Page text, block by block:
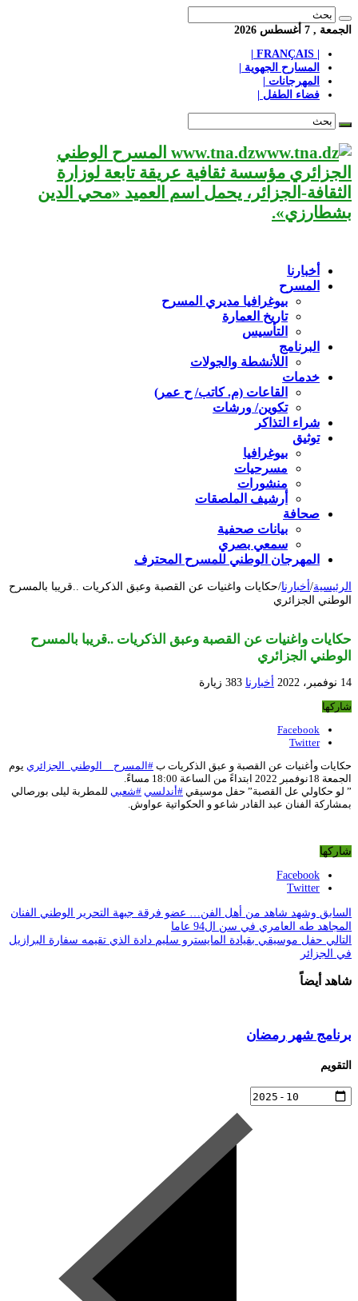
الجمعة , 7 أغسطس 2026
المسارح الجهوية |
المهرجانات |
فضاء الطفل |
www.tna.dz المسرح الوطني
الجزائري مؤسسة ثقافية عريقة تابعة لوزارة
الثقافة-الجزائر، يحمل اسم العميد «محي الدين
بشطارزي».
أخبارنا
المسرح
بيوغرافيا مديري المسرح
تاريخ العمارة
التأسيس
البرنامج
اللأنشطة والجولات
خدمات
القاعات (م. كاتب/ ح عمر)
تكوين/ ورشات
شراء التذاكر
توثيق
بيوغرافيا
مسرحيات
منشورات
أرشيف الملصقات
صحافة
بيانات صحفية
سمعي بصري
المهرجان الوطني للمسرح المحترف
الرئيسية/ أخبارنا/حكايات واغنيات عن القصبة وعبق الذكريات ..قريبا بالمسرح
الوطني الجزائري
حكايات واغنيات عن القصبة وعبق الذكريات ..قريبا بالمسرح
الوطني الجزائري
14 نوفمبر، 2022 أخبارنا 383 زيارة
شاركها
Facebook
Twitter
حكايات وأغنيات عن القصبة و عبق الذكريات ب #المسرح__الوطني_الجزائري يوم
الجمعة 18نوفمبر 2022 ابتداءً من الساعة 18:00 مساءً.
” لو حكاولي عل القصبة” حفل موسيقي #أندلسي #شعبي للمطربة ليلى بورصالي
بمشاركة الفنان عبد القادر شاعو و الحكواتية عواوش.
شاركها
Facebook
Twitter
السابق وشهد شاهد من أهل الفن… عضو فرقة جبهة التحرير الوطني الفنان
المجاهد طه العامري في سن ال94 عاما
التالي حفل موسيقي بقيادة المايسترو سليم دادة الذي تقيمه سفارة البرازيل
في الجزائر
شاهد أيضاً
برنامج شهر رمضان
التقويم